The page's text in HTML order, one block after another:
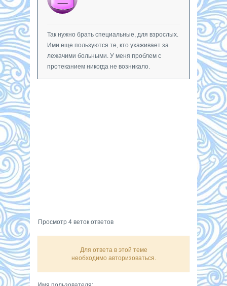
Так нужно брать специальные, для взрослых.
Ими еще пользуются те, кто ухаживает за
лежачими больными. У меня проблем с
протеканием никогда не возникало.
Просмотр 4 веток ответов
Для ответа в этой теме
необходимо авторизоваться.